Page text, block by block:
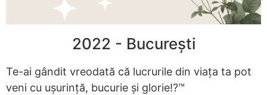
2022 - București
Te-ai gândit vreodată că lucrurile din viața ta pot
veni cu ușurință, bucurie și glorie!?™